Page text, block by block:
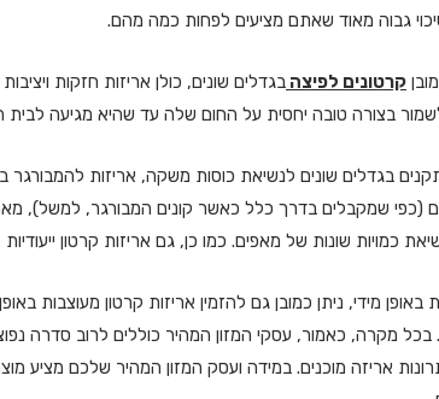
גבוה מאוד שאתם מציעים לפחות כמה מהם.
קרטונים לפיצהבגדלים שונים, כולן אריזות חזקות
בצורה טובה יחסית על החום שלה עד שהיא מגיעה לבית
בגדלים שונים לנשיאת כוסות משקה, אריזות להמבורגר
(כפי שמקבלים בדרך כלל כאשר קונים המבורגר, למשל),
כמויות שונות של מאפים. כמו כן, גם אריזות קרטון
באופן מידי, ניתן כמובן גם להזמין אריזות קרטון מעוצבות
מקרה, כאמור, עסקי המזון המהיר כוללים לרוב סדרה
אריזה מוכנים. במידה ועסק המזון המהיר שלכם מציע